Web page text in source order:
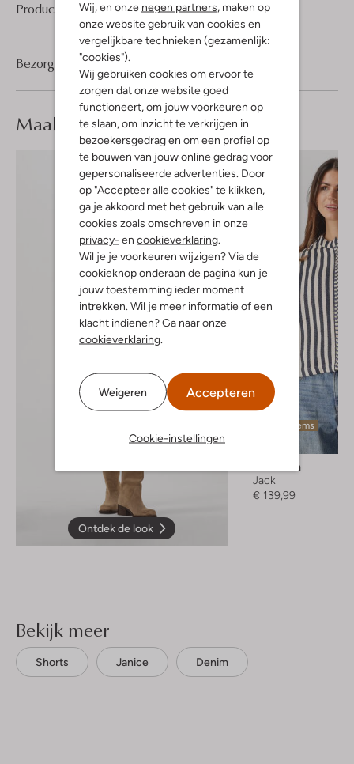
Wij, en onze negen partners, maken op
onze website gebruik van cookies en
vergelijkbare technieken (gezamenlijk:
"cookies").
Wij gebruiken cookies om ervoor te
zorgen dat onze website goed
functioneert, om jouw voorkeuren op
te slaan, om inzicht te verkrijgen in
bezoekersgedrag en om een profiel op
te bouwen van jouw online gedrag voor
gepersonaliseerde advertenties. Door
op "Accepteer alle cookies" te klikken,
ga je akkoord met het gebruik van alle
cookies zoals omschreven in onze
privacy- en cookieverklaring.
Wil je je voorkeuren wijzigen? Via de
cookieknop onderaan de pagina kun je
jouw toestemming ieder moment
intrekken. Wil je meer informatie of een
klacht indienen? Ga naar onze
cookieverklaring.
Weigeren Accepteren
Cookie-instellingen
Product informatie
Bezorgen & retourneren
Maak jelook compleet
Ontdek de look
Laatste items
Summum
Jack
€ 139,99
Bekijk meer
Shorts Janice Denim